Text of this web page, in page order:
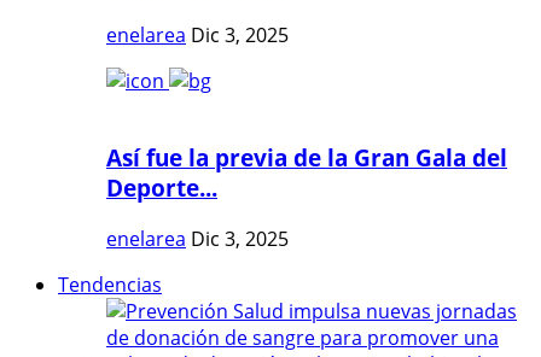
enelarea Dic 3, 2025
Así fue la previa de la Gran Gala del
Deporte...
enelarea Dic 3, 2025
Tendencias